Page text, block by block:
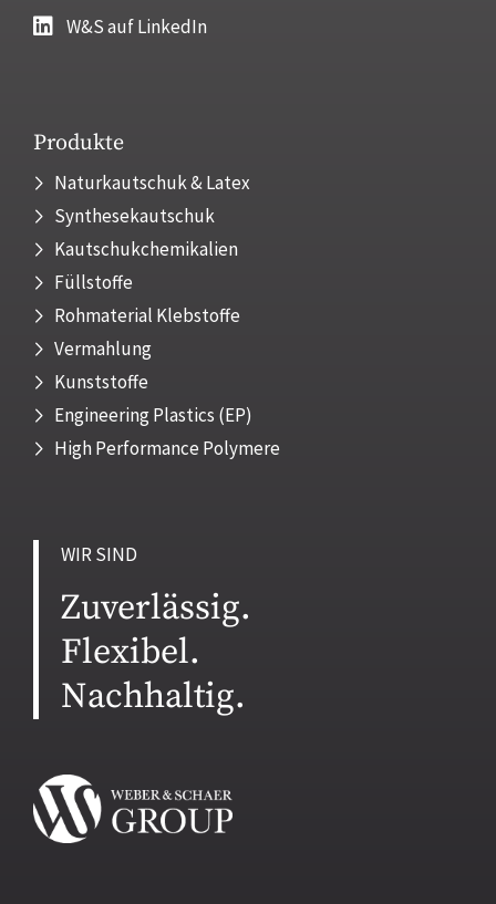
W&S auf LinkedIn
Produkte
Naturkautschuk & Latex
Synthesekautschuk
Kautschukchemikalien
Füllstoffe
Rohmaterial Klebstoffe
Vermahlung
Kunststoffe
Engineering Plastics (EP)
High Performance Polymere
WIR SIND
Zuverlässig.
Flexibel.
Nachhaltig.